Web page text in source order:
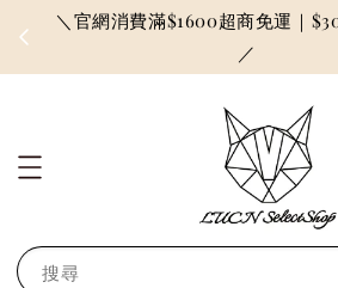
＼官網消費滿$1600超商免運｜
／
搜尋